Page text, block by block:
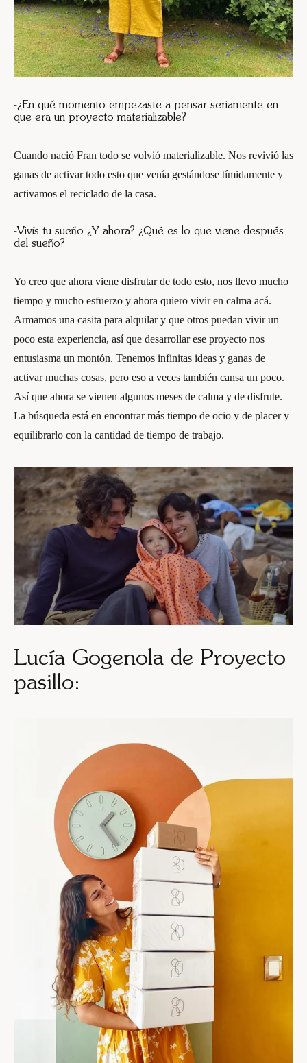
-¿En qué momento empezaste a pensar seriamente en
que era un proyecto materializable?
Cuando nació Fran todo se volvió materializable. Nos revivió las
ganas de activar todo esto que venía gestándose tímidamente y
activamos el reciclado de la casa.
-Vivís tu sueño ¿Y ahora? ¿Qué es lo que viene después
del sueño?
Yo creo que ahora viene disfrutar de todo esto, nos llevo mucho
tiempo y mucho esfuerzo y ahora quiero vivir en calma acá.
Armamos una casita para alquilar y que otros puedan vivir un
poco esta experiencia, así que desarrollar ese proyecto nos
entusiasma un montón. Tenemos infinitas ideas y ganas de
activar muchas cosas, pero eso a veces también cansa un poco.
Así que ahora se vienen algunos meses de calma y de disfrute.
La búsqueda está en encontrar más tiempo de ocio y de placer y
equilibrarlo con la cantidad de tiempo de trabajo.
Lucía Gogenola de Proyecto
pasillo: